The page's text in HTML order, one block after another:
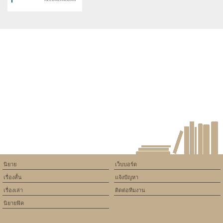
เว็บบอร์ด
แจ้งปัญหา
ติดต่อทีมงาน
นิยาย
เรื่องสั้น
เรื่องเล่า
นิยายฟิค